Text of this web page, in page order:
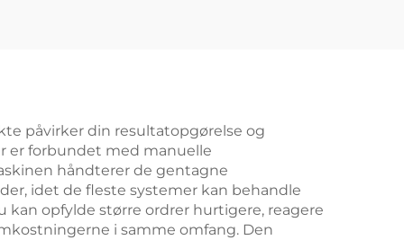
påvirker din resultatopgørelse og
er forbundet med manuelle
håndterer de gentagne
idet de fleste systemer kan behandle
opfylde større ordrer hurtigere, reagere
i samme omfang. Den